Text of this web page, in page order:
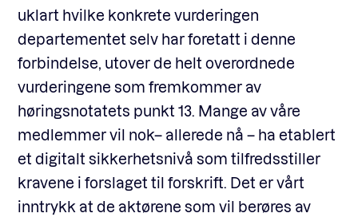
uklart hvilke konkrete vurderingen
departementet selv har foretatt i denne
forbindelse, utover de helt overordnede
vurderingene som fremkommer av
høringsnotatets punkt 13. Mange av våre
medlemmer vil nok– allerede nå – ha etablert
et digitalt sikkerhetsnivå som tilfredsstiller
kravene i forslaget til forskrift. Det er vårt
inntrykk at de aktørene som vil berøres av